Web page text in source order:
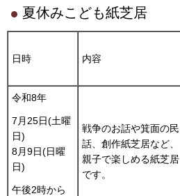
夏休みこども紙芝居
日時 内容
令和8年
7月25日(土曜
日)
8月9日(日曜
日)
午後2時から
戦争のお話や箕面の民
話、創作紙芝居など、
親子で楽しめる紙芝居
です。